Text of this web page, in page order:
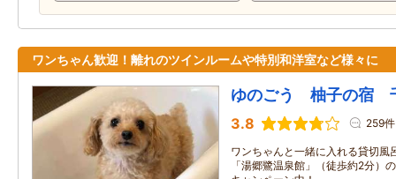
ワンちゃん歓迎！離れのツインルームや特別和洋室など様々に
ゆのごう 柚子の宿
3.8 259件
ワンちゃんと一緒に入れる貸切風
「湯郷鷺温泉館」（徒歩約2分）